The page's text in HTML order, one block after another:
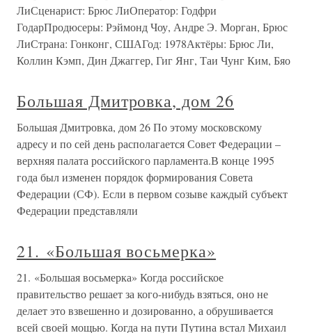
ЛиСценарист: Брюс ЛиОператор: Годфри
ГодарПродюсеры: Рэймонд Чоу, Андре Э. Морган, Брюс
ЛиСтрана: Гонконг, СШАГод: 1978Актёры: Брюс Ли,
Коллин Кэмп, Дин Джаггер, Гиг Янг, Таи Чунг Ким, Бяо
Большая Дмитровка, дом 26
Большая Дмитровка, дом 26 По этому московскому
адресу и по сей день располагается Совет Федерации –
верхняя палата российского парламента.В конце 1995
года был изменен порядок формирования Совета
Федерации (СФ). Если в первом созыве каждый субъект
Федерации представляли
21. «Большая восьмерка»
21. «Большая восьмерка» Когда российское
правительство решает за кого-нибудь взяться, оно не
делает это взвешенно и дозированно, а обрушивается
всей своей мощью. Когда на пути Путина встал Михаил